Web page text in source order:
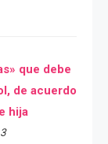
que debe
de acuerdo
hija